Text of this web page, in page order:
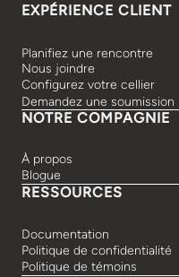
EXPÉRIENCE CLIENT
Planifiez une rencontre
Nous joindre
Configurez votre cellier
Demandez une soumission
NOTRE COMPAGNIE
À propos
Blogue
RESSOURCES
Documentation
Politique de confidentialité
Politique de témoins